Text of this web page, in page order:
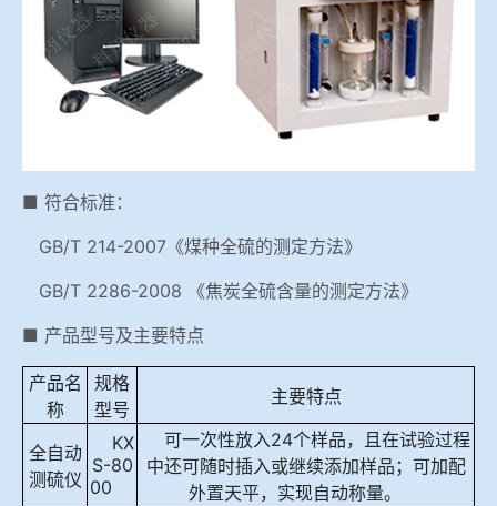
矿石、焦炭物理检测及制样设备
工业分析、测硫仪等
■ 符合标准：
GB/T 214-2007《煤种全硫的测定方法》
GB/T 2286-2008 《焦炭全硫含量的测定方法》
■ 产品型号及主要特点
产品名
称
规格
型号
主要特点
全自动
测硫仪
KX
S-80
00
可一次性放入24个样品，且在试验过程
中还可随时插入或继续添加样品；可加配
外置天平，实现自动称量。